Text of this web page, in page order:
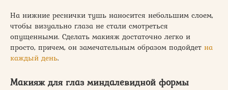
На нижние реснички тушь наносится небольшим слоем,
чтобы визуально глаза не стали смотреться
опущенными. Сделать макияж достаточно легко и
просто, причем, он замечательным образом подойдет на
каждый день.
Макияж для глаз миндалевидной формы